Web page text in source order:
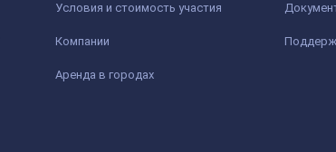
Условия и стоимость участия
Компании
Аренда в городах